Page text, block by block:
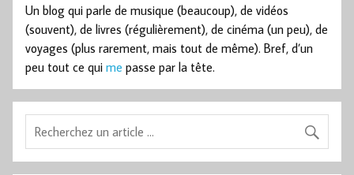
Un blog qui parle de musique (beaucoup), de vidéos
(souvent), de livres (régulièrement), de cinéma (un peu), de
voyages (plus rarement, mais tout de même). Bref, d’un
peu tout ce qui me passe par la tête.